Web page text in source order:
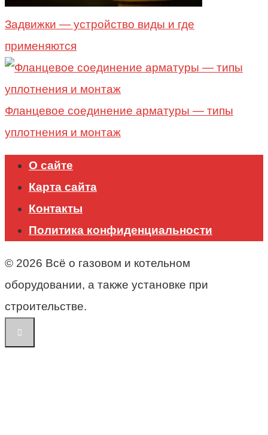
Задвижки — устройство виды и где
применяются
Фланцевое соединение арматуры — типы
уплотнения и монтаж
О сайте
Карта сайта
Контакты
Политика конфиденциальности
© 2026 Всё о газовом и котельном
оборудовании, а также установке при
строительстве.